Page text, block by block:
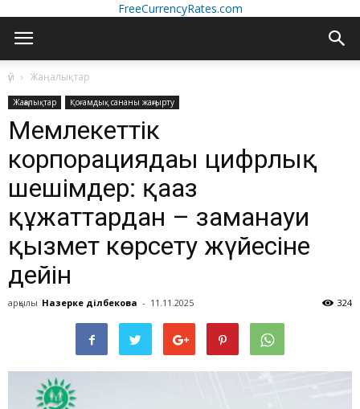
FreeCurrencyRates.com
үй Жаңалықтар
Жаңалықтар Қоғамдық сананы жаңғырту
Мемлекеттік
корпорациядағы цифрлық
шешімдер: қағаз
құжаттардан – заманауи
қызмет көрсету жүйесіне
дейін
арқылы Назерке Әділбекова - 11.11.2025 324